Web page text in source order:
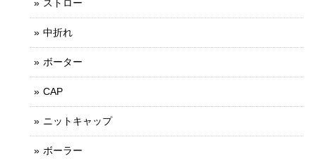
ストロー
中折れ
ボーター
CAP
ニットキャップ
ボーラー